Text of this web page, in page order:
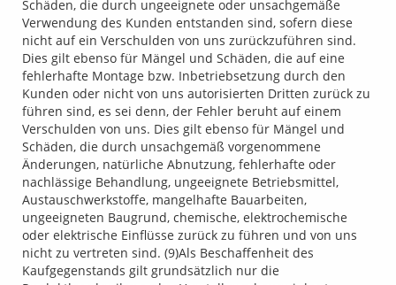
Schäden, die durch ungeeignete oder unsachgemäße
Verwendung des Kunden entstanden sind, sofern diese
nicht auf ein Verschulden von uns zurückzuführen sind.
Dies gilt ebenso für Mängel und Schäden, die auf eine
fehlerhafte Montage bzw. Inbetriebsetzung durch den
Kunden oder nicht von uns autorisierten Dritten zurück zu
führen sind, es sei denn, der Fehler beruht auf einem
Verschulden von uns. Dies gilt ebenso für Mängel und
Schäden, die durch unsachgemäß vorgenommene
Änderungen, natürliche Abnutzung, fehlerhafte oder
nachlässige Behandlung, ungeeignete Betriebsmittel,
Austauschwerkstoffe, mangelhafte Bauarbeiten,
ungeeigneten Baugrund, chemische, elektrochemische
oder elektrische Einflüsse zurück zu führen und von uns
nicht zu vertreten sind. (9)Als Beschaffenheit des
Kaufgegenstands gilt grundsätzlich nur die